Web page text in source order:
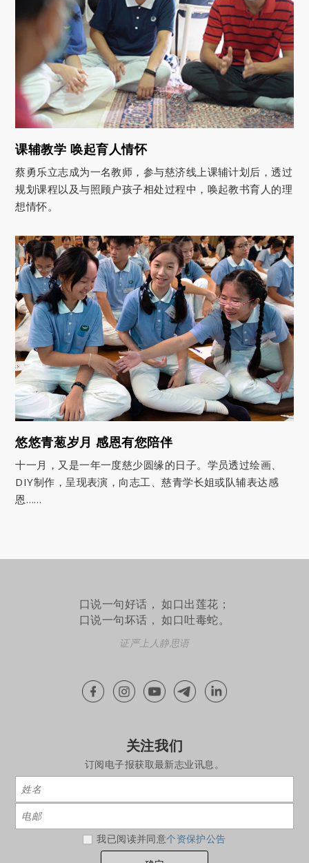
课辅教学 唤起育人情怀
蔡勇乐立志成为一名教师，参与慈济线上课辅计划后，透过
规划课程以及与照顾户孩子相处过程中，唤起教书育人的理
想情怀。
悠悠青葱岁月 感恩有您陪伴
十一月，又是一年一度慈少圆缘的日子。学员透过绘画、
DIY制作，呈现表演，向志工、慈青学长姐或队辅表达感
恩……
口说一句好话， 如口出莲花；
口说一句坏话， 如口吐毒蛇。
证严上人静思语
关注我们
订阅电子报获取最新志业讯息。
我已阅读并同意个资保护公告